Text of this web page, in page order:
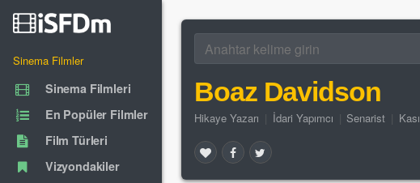
Sinema Filmler
Sinema Filmleri
En Popüler Filmler
Film Türleri
Vizyondakiler
Boaz Davidson
Hikaye Yazarı İdari Yapımcı Senarist